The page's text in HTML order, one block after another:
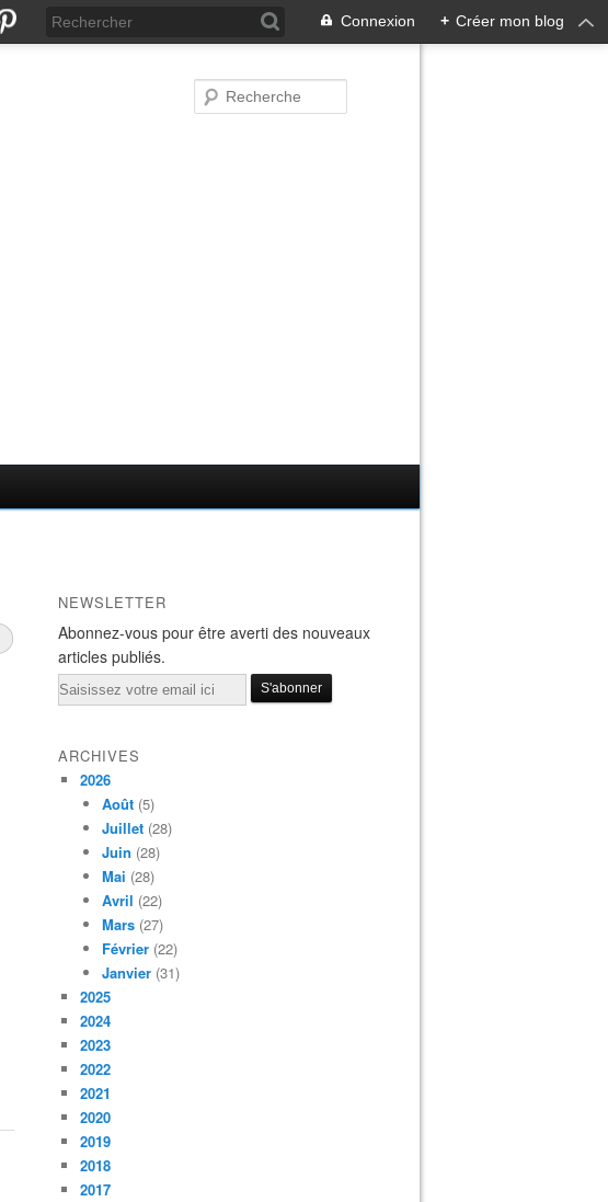
Connexion + Créer mon blog
NEWSLETTER
Abonnez-vous pour être averti des nouveaux
articles publiés.
Email
ARCHIVES
2026
Août (5)
Juillet (28)
Juin (28)
Mai (28)
Avril (22)
Mars (27)
Février (22)
Janvier (31)
2025
2024
2023
2022
2021
2020
2019
2018
2017